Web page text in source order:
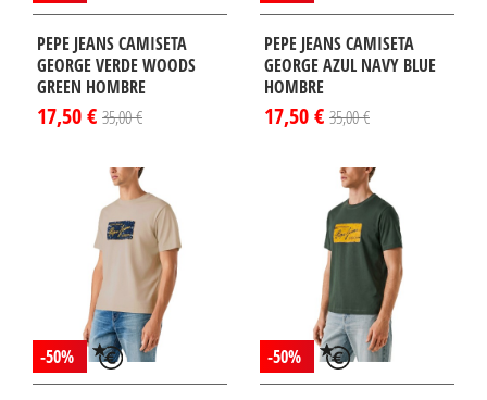
PEPE JEANS CAMISETA
GEORGE VERDE WOODS
GREEN HOMBRE
17,50 € 35,00 €
PEPE JEANS CAMISETA
GEORGE AZUL NAVY BLUE
HOMBRE
17,50 € 35,00 €
-50% -50%